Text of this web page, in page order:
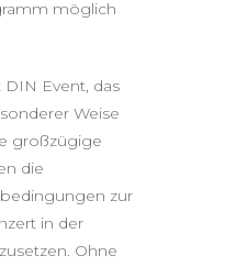
möglich
DIN Event, das
Weise
großzügige
die
zur
in der
Ohne